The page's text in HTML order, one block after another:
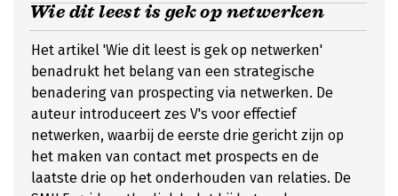
Wie dit leest is gek op netwerken
Het artikel 'Wie dit leest is gek op netwerken'
benadrukt het belang van een strategische
benadering van prospecting via netwerken. De
auteur introduceert zes V's voor effectief
netwerken, waarbij de eerste drie gericht zijn op
het maken van contact met prospects en de
laatste drie op het onderhouden van relaties. De